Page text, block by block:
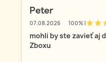
Peter
07.08.2026 100% |starstar
mohli by ste zavieť aj
Zboxu